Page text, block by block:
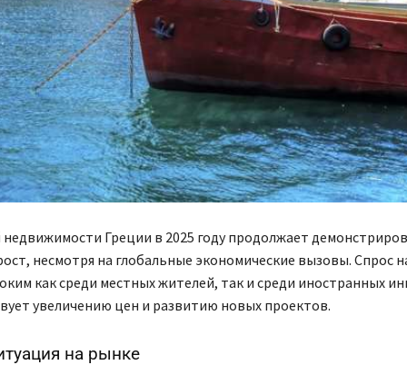
Греции в 2025 году продолжает
несмотря на глобальные экономические вызовы. Спрос
как среди местных жителей, так и среди иностранных
увеличению цен и развитию новых проектов.
на рынке